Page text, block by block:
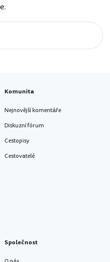
Komunita
Nejnovější komentáře
Diskuzní fórum
Cestopisy
Cestovatelé
Společnost